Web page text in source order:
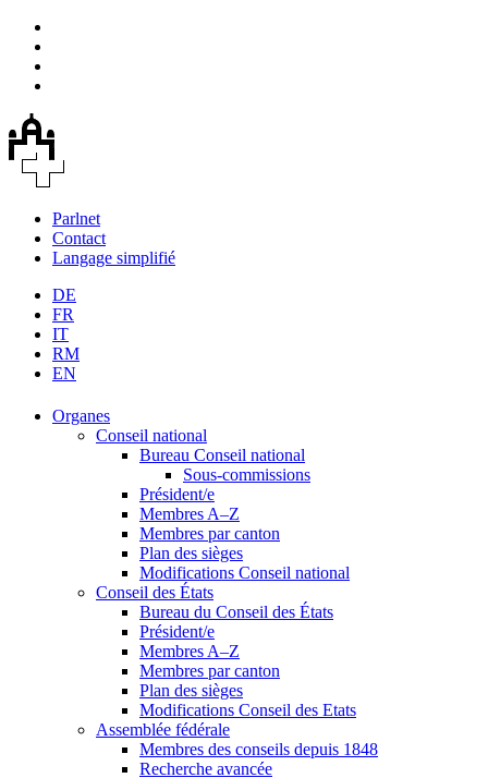
Parlnet
Contact
Langage simplifié
DE
FR
IT
RM
EN
Organes
Conseil national
Bureau Conseil national
Sous-commissions
Président/e
Membres A–Z
Membres par canton
Plan des sièges
Modifications Conseil national
Conseil des États
Bureau du Conseil des États
Président/e
Membres A–Z
Membres par canton
Plan des sièges
Modifications Conseil des Etats
Assemblée fédérale
Membres des conseils depuis 1848
Recherche avancée